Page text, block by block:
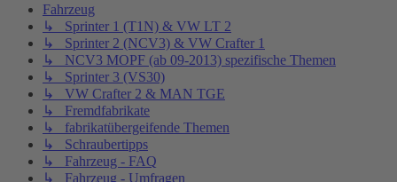
Fahrzeug
↳ Sprinter 1 (T1N) & VW LT 2
↳ Sprinter 2 (NCV3) & VW Crafter 1
↳ NCV3 MOPF (ab 09-2013) spezifische Themen
↳ Sprinter 3 (VS30)
↳ VW Crafter 2 & MAN TGE
↳ Fremdfabrikate
↳ fabrikatübergeifende Themen
↳ Schraubertipps
↳ Fahrzeug - FAQ
↳ Fahrzeug - Umfragen